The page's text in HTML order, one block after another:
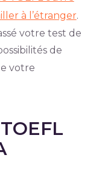
à l’étranger.
votre test de
de
votre